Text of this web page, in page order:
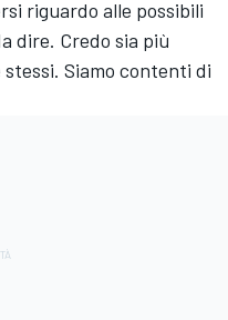
riguardo alle possibili
dire. Credo sia più
Siamo contenti di